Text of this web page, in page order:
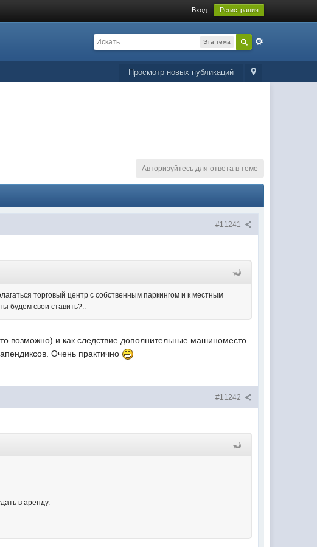
Вход Регистрация
Эта тема
Просмотр новых публикаций
Авторизуйтесь для ответа в теме
#11241
торговый центр с собственным паркингом и к местным
будем свои ставить?..
возможно) и как следствие дополнительные машиноместо.
Очень практично
#11242
в аренду.